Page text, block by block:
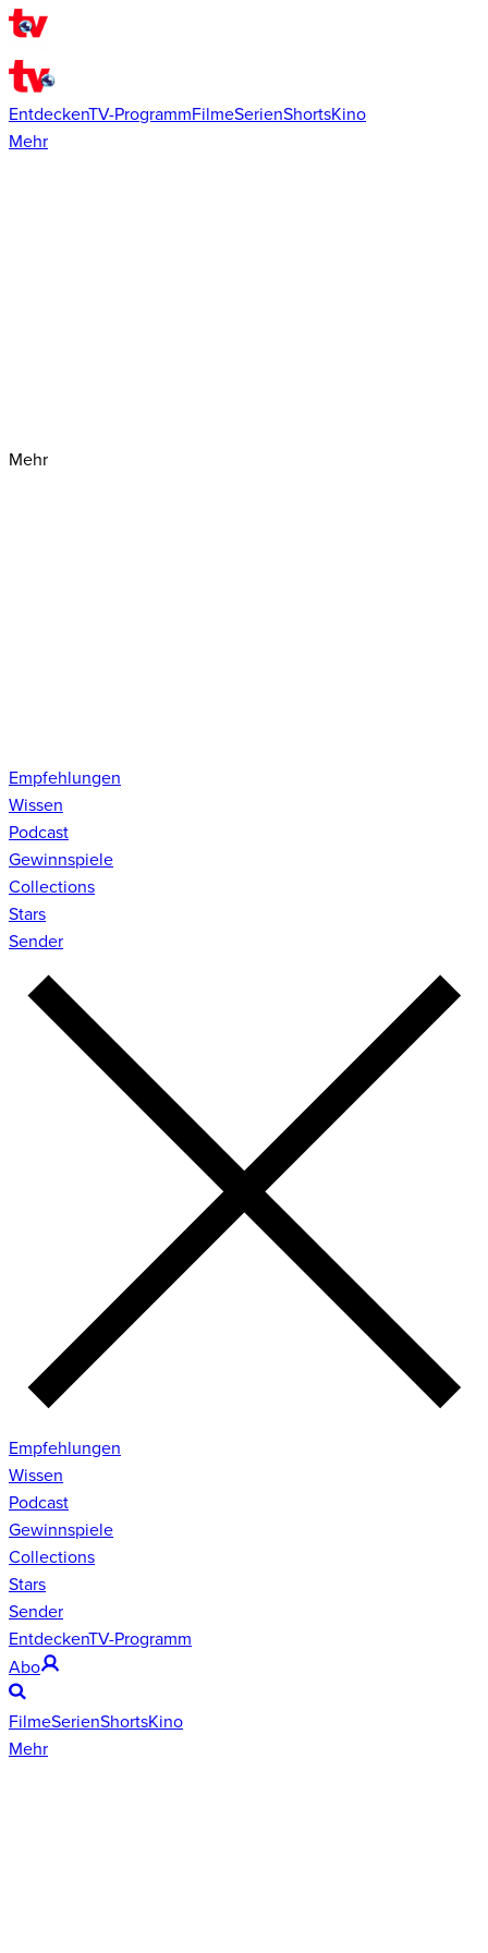
EntdeckenTV-ProgrammFilmeSerienShortsKino
Mehr
Mehr
Empfehlungen
Wissen
Podcast
Gewinnspiele
Collections
Stars
Sender
Empfehlungen
Wissen
Podcast
Gewinnspiele
Collections
Stars
Sender
EntdeckenTV-Programm
Abo
FilmeSerienShortsKino
Mehr